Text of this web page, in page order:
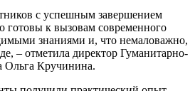
с успешным завершением
готовы к вызовам современного
знаниями и, что немаловажно,
– отметила директор Гуманитарно-
Ольга Кручинина.